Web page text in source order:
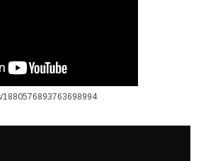
1880576893763698994